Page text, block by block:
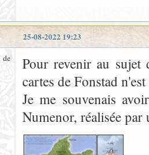
25-08-2022 19:23
de
Pour revenir au sujet
cartes de Fonstad
Je me souvenais
Numenor, réalisée